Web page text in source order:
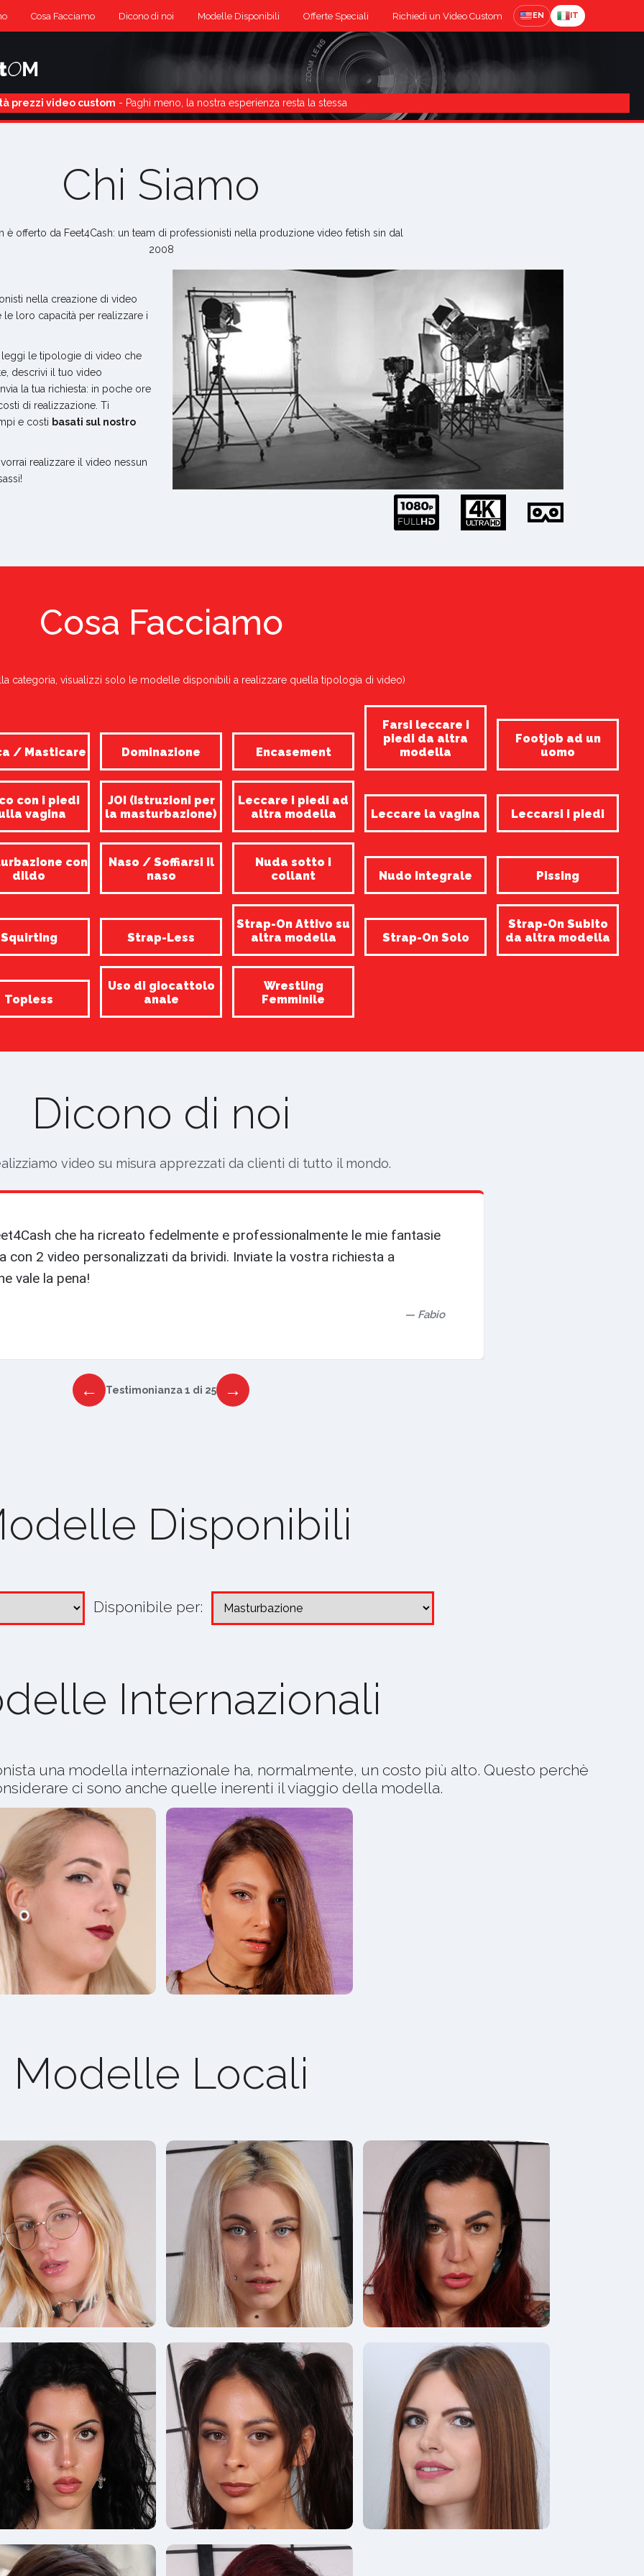
Cosa Facciamo Dicono di noi Modelle Disponibili Offerte Speciali Richiedi un Video Custom EN IT
prezzi video custom - Paghi meno, la nostra esperienza resta la stessa
Chi Siamo
è offerto da Feet4Cash: un team di professionisti nella produzione video fetish sin dal
2008
nella creazione di video
loro capacità per realizzare i
le tipologie di video che
descrivi il tuo video
la tua richiesta: in poche ore
di realizzazione. Ti
e costi basati sul nostro
realizzare il video nessun
Cosa Facciamo
categoria, visualizzi solo le modelle disponibili a realizzare quella tipologia di video)
/ Masticare Dominazione Encasement
Farsi leccare i
piedi da altra
modella
Footjob ad un
uomo
con i piedi
vagina
JOI (Istruzioni per
la masturbazione)
Leccare i piedi ad
altra modella
Leccare la vagina Leccarsi i piedi
con
dildo
Naso / Soffiarsi il
naso
Nuda sotto i
collant
Nudo integrale Pissing
Squirting Strap-Less
Strap-On Attivo su
altra modella
Strap-On Solo
Strap-On Subito
da altra modella
Topless
Uso di giocattolo
anale
Wrestling
Femminile
Dicono di noi
video su misura apprezzati da clienti di tutto il mondo.
che ha ricreato fedelmente e professionalmente le mie fantasie
con 2 video personalizzati da brividi. Inviate la vostra richiesta a
vale la pena!
Fabio
← Testimonianza 1 di 25 →
Disponibili
Disponibile per:
Internazionali
una modella internazionale ha, normalmente, un costo più alto. Questo perchè
ci sono anche quelle inerenti il viaggio della modella.
Modelle Locali